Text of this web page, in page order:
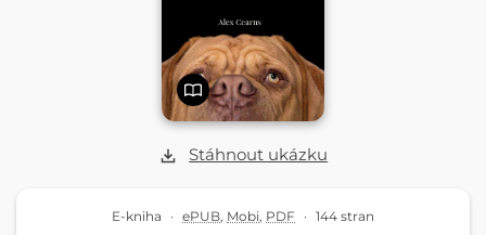
Stáhnout ukázku
E-kniha · ePUB Mobi PDF · 144 stran